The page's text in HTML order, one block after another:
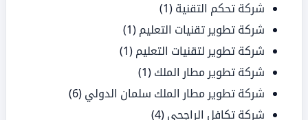
شركة تحكم التقنية (1)
شركة تطوير تقنيات التعليم (1)
شركة تطوير لتقنيات التعليم (1)
شركة تطوير مطار الملك (1)
شركة تطوير مطار الملك سلمان الدولي (6)
شركة تكافل الراجحي (4)